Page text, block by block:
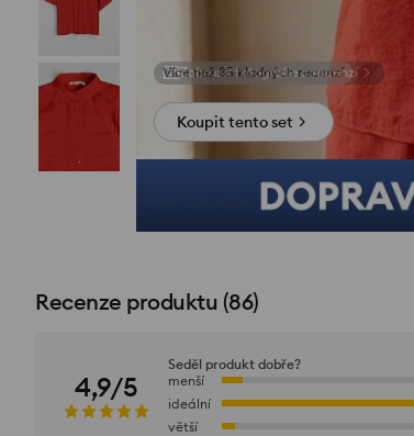
Zobrazit fotografie z recenzí
Koupit tento set
Recenze produktu (86)
4,9/5
Seděl produkt dobře?
menší
ideální
větší